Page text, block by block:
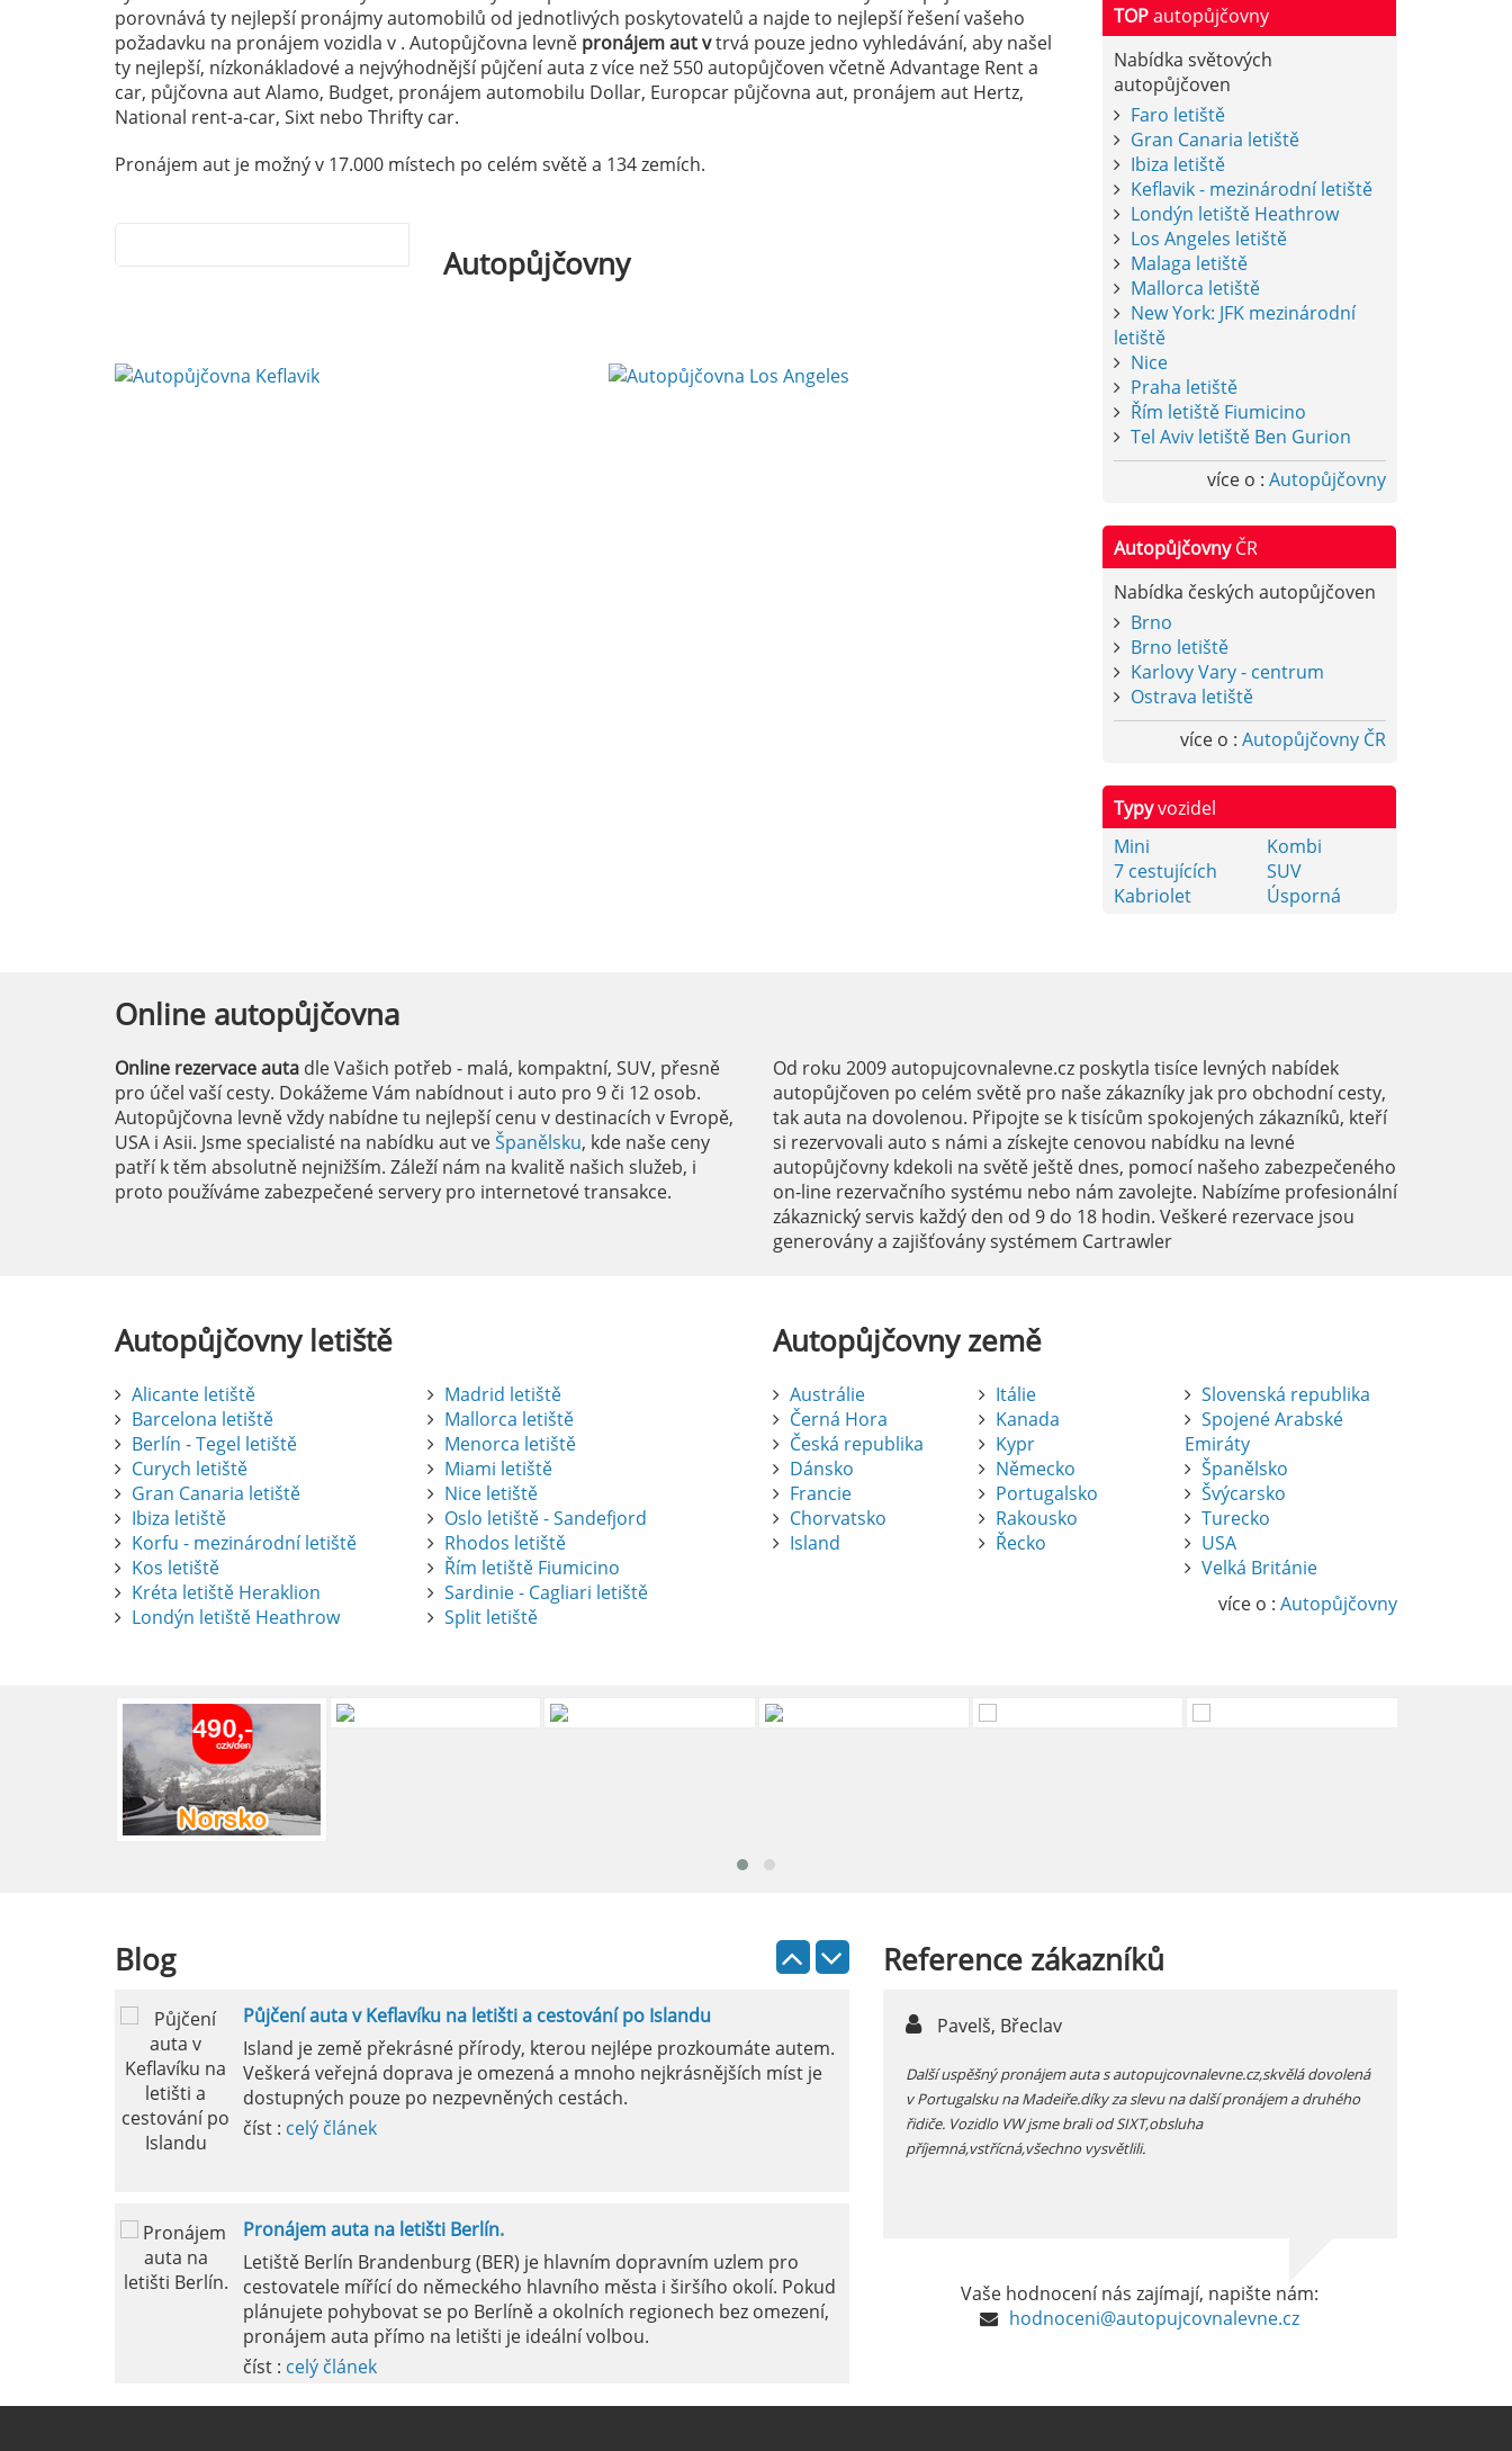
porovnává ty nejlepší pronájmy automobilů od jednotlivých poskytovatelů a najde to nejlepší řešení vašeho
požadavku na pronájem vozidla v . Autopůjčovna levně pronájem aut vtrvá pouze jedno vyhledávání, aby našel
ty nejlepší, nízkonákladové a nejvýhodnější půjčení auta z více než 550 autopůjčoven včetně Advantage Rent a
car, půjčovna aut Alamo, Budget, pronájem automobilu Dollar, Europcar půjčovna aut, pronájem aut Hertz,
National rent-a-car, Sixt nebo Thrifty car.
Pronájem aut je možný v 17.000 místech po celém světě a 134 zemích.
Autopůjčovny
TOPautopůjčovny
Nabídka světových
autopůjčoven
Faro letiště
Gran Canaria letiště
Ibiza letiště
Keflavik - mezinárodní letiště
Londýn letiště Heathrow
Los Angeles letiště
Malaga letiště
Mallorca letiště
New York: JFK mezinárodní
letiště
Nice
Praha letiště
Řím letiště Fiumicino
Tel Aviv letiště Ben Gurion
více o : Autopůjčovny
AutopůjčovnyČR
Nabídka českých autopůjčoven
Brno
Brno letiště
Karlovy Vary - centrum
Ostrava letiště
více o : Autopůjčovny ČR
Typyvozidel
Mini
Kombi
7 cestujících
SUV
Kabriolet
Úsporná
Online autopůjčovna
Online rezervace auta dle Vašich potřeb - malá, kompaktní, SUV, přesně
pro účel vaší cesty. Dokážeme Vám nabídnout i auto pro 9 či 12 osob.
Autopůjčovna levně vždy nabídne tu nejlepší cenu v destinacích v Evropě,
USA i Asii. Jsme specialisté na nabídku aut veŠpanělsku, kde naše ceny
patří k těm absolutně nejnižším. Záleží nám na kvalitě našich služeb, i
proto používáme zabezpečené servery pro internetové transakce.
Od roku 2009 autopujcovnalevne.cz poskytla tisíce levných nabídek
autopůjčoven po celém světě pro naše zákazníky jak pro obchodní cesty,
tak auta na dovolenou. Připojte se k tisícům spokojených zákazníků, kteří
si rezervovali auto s námi a získejte cenovou nabídku na levné
autopůjčovny kdekoli na světě ještě dnes, pomocí našeho zabezpečeného
on-line rezervačního systému nebo nám zavolejte. Nabízíme profesionální
zákaznický servis každý den od 9 do 18 hodin. Veškeré rezervace jsou
generovány a zajišťovány systémem Cartrawler
Autopůjčovnyletiště
Alicante letiště
Barcelona letiště
Berlín - Tegel letiště
Curych letiště
Gran Canaria letiště
Ibiza letiště
Korfu - mezinárodní letiště
Kos letiště
Kréta letiště Heraklion
Londýn letiště Heathrow
Madrid letiště
Mallorca letiště
Menorca letiště
Miami letiště
Nice letiště
Oslo letiště - Sandefjord
Rhodos letiště
Řím letiště Fiumicino
Sardinie - Cagliari letiště
Split letiště
Autopůjčovnyzemě
Austrálie
Černá Hora
Česká republika
Dánsko
Francie
Chorvatsko
Island
Itálie
Kanada
Kypr
Německo
Portugalsko
Rakousko
Řecko
Slovenská republika
Spojené Arabské
Emiráty
Španělsko
Švýcarsko
Turecko
USA
Velká Británie
více o : Autopůjčovny
Blog
Pronájem auta na letišti Alicante
Půjčení auta na letišti v Alicante je výborný způsob, jak pohodlně
číst :
celý článek
Pronájem auta na letišti Lefkada: Kompletní průvodce
Půjčení auta na letišti Lefkada je skvělý způsob, jak prozkoumat ostrov
Půjčení auta v Keflavíku na letišti a cestování po Islandu
Island je země překrásné přírody, kterou nejlépe prozkoumáte autem.
Veškerá veřejná doprava je omezená a mnoho nejkrásnějších míst je
dostupných pouze po nezpevněných cestách.
číst : celý článek
Pronájem auta na letišti Berlín.
Letiště Berlín Brandenburg (BER) je hlavním dopravním uzlem pro
cestovatele mířící do německého hlavního města i širšího okolí. Pokud
plánujete pohybovat se po Berlíně a okolních regionech bez omezení,
pronájem auta přímo na letišti je ideální volbou.
číst : celý článek
Referencezákazníků
Milan,
pokud si půjčujete auto v jížním Španělsku zkontrolujte si před
vyzvednutím funkčnost kliamtizace, v létě je tam fakt vedro...
Pavelš, Břeclav
Další uspěšný pronájem auta s autopujcovnalevne.cz,skvělá dovolená
v Portugalsku na Madeiře.díky za slevu na další pronájem a druhého
řidiče. Vozidlo VW jsme brali od SIXT,obsluha
příjemná,vstřícná,všechno vysvětlili.
Vaše hodnocení nás zajímají, napište nám:
hodnoceni@autopujcovnalevne.cz